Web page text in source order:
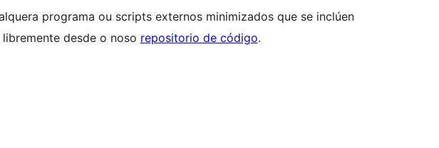
programa ou scripts externos minimizados que se inclúen
desde o noso repositorio de código.